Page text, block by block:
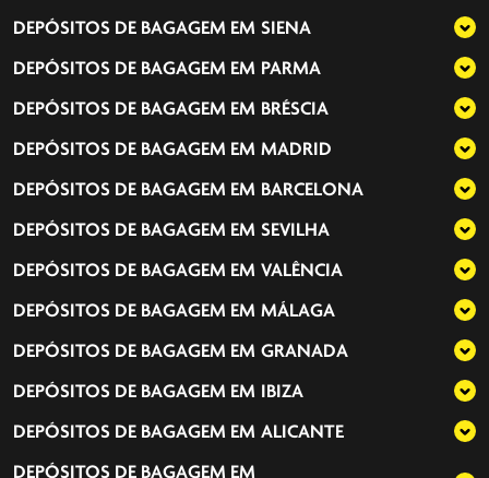
DEPÓSITOS DE BAGAGEM EM SIENA
DEPÓSITOS DE BAGAGEM EM PARMA
DEPÓSITOS DE BAGAGEM EM BRÉSCIA
DEPÓSITOS DE BAGAGEM EM MADRID
DEPÓSITOS DE BAGAGEM EM BARCELONA
DEPÓSITOS DE BAGAGEM EM SEVILHA
DEPÓSITOS DE BAGAGEM EM VALÊNCIA
DEPÓSITOS DE BAGAGEM EM MÁLAGA
DEPÓSITOS DE BAGAGEM EM GRANADA
DEPÓSITOS DE BAGAGEM EM IBIZA
DEPÓSITOS DE BAGAGEM EM ALICANTE
DEPÓSITOS DE BAGAGEM EM